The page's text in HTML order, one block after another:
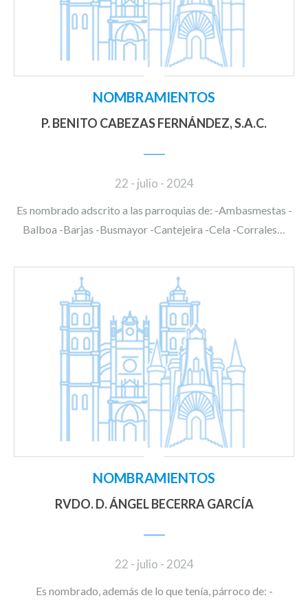
NOMBRAMIENTOS
P. BENITO CABEZAS FERNÁNDEZ, S.A.C.
22 - julio - 2024
Es nombrado adscrito a las parroquias de: -Ambasmestas -
Balboa -Barjas -Busmayor -Cantejeira -Cela -Corrales…
NOMBRAMIENTOS
RVDO. D. ÁNGEL BECERRA GARCÍA
22 - julio - 2024
Es nombrado, además de lo que tenía, párroco de: -